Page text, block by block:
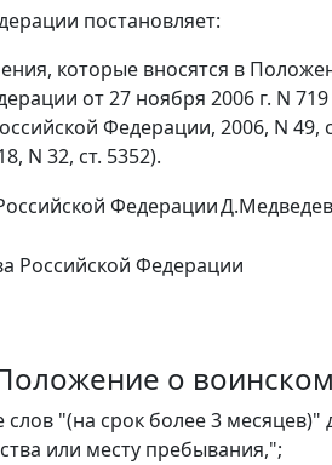
постановляет:
которые вносятся в
от 27 ноября 2006 г. N
Федерации, 2006, N 49,
N 32, ст. 5352).
ФедерацииД.Медведев
Российской Федерации
о
слов "(на срок более 3
или месту пребывания,";